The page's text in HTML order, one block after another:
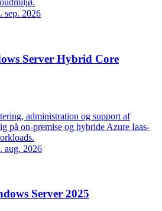
sep. 2026
Server Hybrid Core
administration og support af
på on-premise og hybride Azure Iaas-
aug. 2026
Server 2025